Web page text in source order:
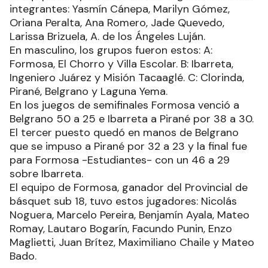
integrantes: Yasmín Cánepa, Marilyn Gómez,
Oriana Peralta, Ana Romero, Jade Quevedo,
Larissa Brizuela, A. de los Ángeles Luján.
En masculino, los grupos fueron estos: A:
Formosa, El Chorro y Villa Escolar. B: Ibarreta,
Ingeniero Juárez y Misión Tacaaglé. C: Clorinda,
Pirané, Belgrano y Laguna Yema.
En los juegos de semifinales Formosa venció a
Belgrano 50 a 25 e Ibarreta a Pirané por 38 a 30.
El tercer puesto quedó en manos de Belgrano
que se impuso a Pirané por 32 a 23 y la final fue
para Formosa -Estudiantes- con un 46 a 29
sobre Ibarreta.
El equipo de Formosa, ganador del Provincial de
básquet sub 18, tuvo estos jugadores: Nicolás
Noguera, Marcelo Pereira, Benjamín Ayala, Mateo
Romay, Lautaro Bogarín, Facundo Punin, Enzo
Maglietti, Juan Brítez, Maximiliano Chaile y Mateo
Bado.